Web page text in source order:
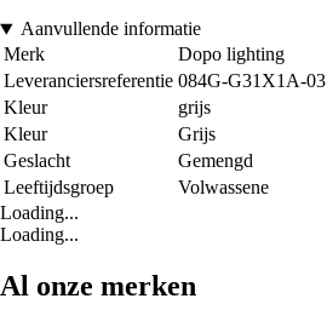
Aanvullende informatie
Merk
Dopo lighting
Leveranciersreferentie 084G-G31X1A-03
Kleur
grijs
Kleur
Grijs
Geslacht
Gemengd
Leeftijdsgroep
Volwassene
Loading...
Loading...
Al onze merken